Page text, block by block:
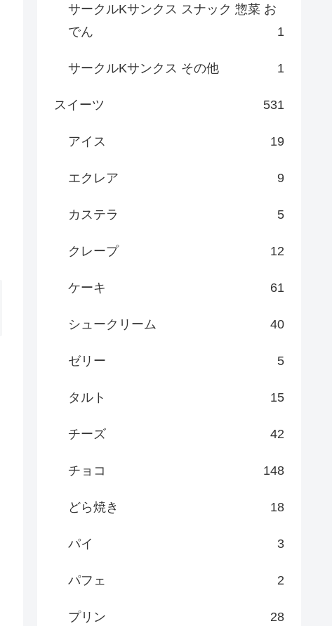
サークルKサンクス スナック 惣菜 お
でん
1
サークルKサンクス その他 1
スイーツ 531
アイス 19
エクレア 9
カステラ 5
クレープ 12
ケーキ 61
シュークリーム 40
ゼリー 5
タルト 15
チーズ 42
チョコ 148
どら焼き 18
パイ 3
パフェ 2
プリン 28